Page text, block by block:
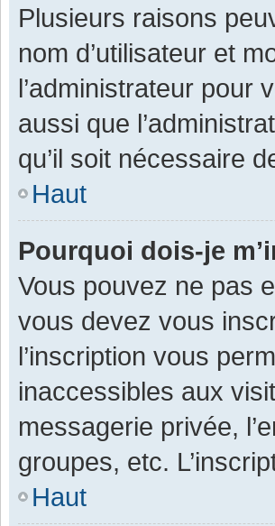
Plusieurs raisons
nom d’utilisateur et
l’administrateur pour
aussi que
qu’il soit nécessaire
Haut
Pourquoi dois-je
Vous pouvez ne pas
vous devez vous
l’inscription vous
inaccessibles aux
messagerie privée,
groupes, etc.
Haut